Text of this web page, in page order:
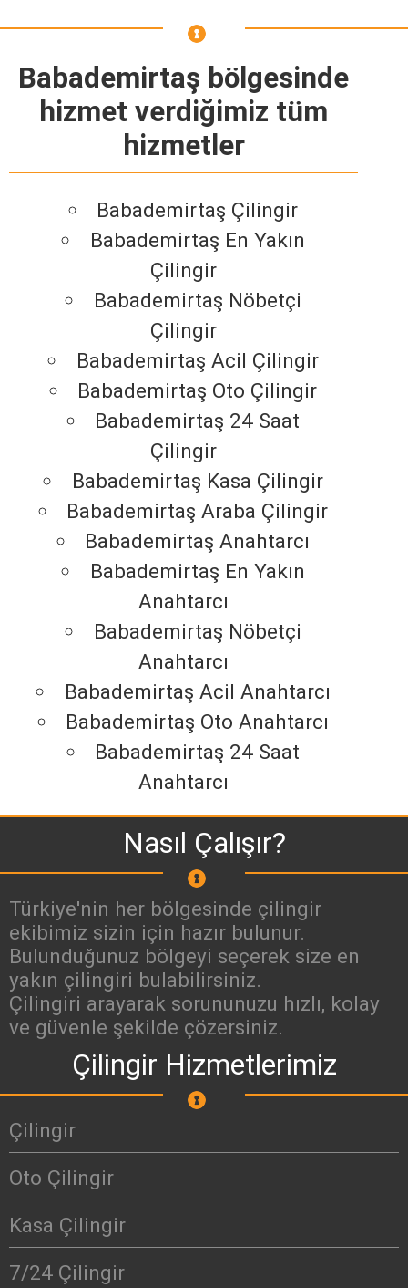
Babademirtaş bölgesinde
hizmet verdiğimiz tüm
hizmetler
Babademirtaş Çilingir
Babademirtaş En Yakın
Çilingir
Babademirtaş Nöbetçi
Çilingir
Babademirtaş Acil Çilingir
Babademirtaş Oto Çilingir
Babademirtaş 24 Saat
Çilingir
Babademirtaş Kasa Çilingir
Babademirtaş Araba Çilingir
Babademirtaş Anahtarcı
Babademirtaş En Yakın
Anahtarcı
Babademirtaş Nöbetçi
Anahtarcı
Babademirtaş Acil Anahtarcı
Babademirtaş Oto Anahtarcı
Babademirtaş 24 Saat
Anahtarcı
Nasıl Çalışır?
Türkiye'nin her bölgesinde çilingir
ekibimiz sizin için hazır bulunur.
Bulunduğunuz bölgeyi seçerek size en
yakın çilingiri bulabilirsiniz.
Çilingiri arayarak sorununuzu hızlı, kolay
ve güvenle şekilde çözersiniz.
Çilingir Hizmetlerimiz
Çilingir
Oto Çilingir
Kasa Çilingir
7/24 Çilingir